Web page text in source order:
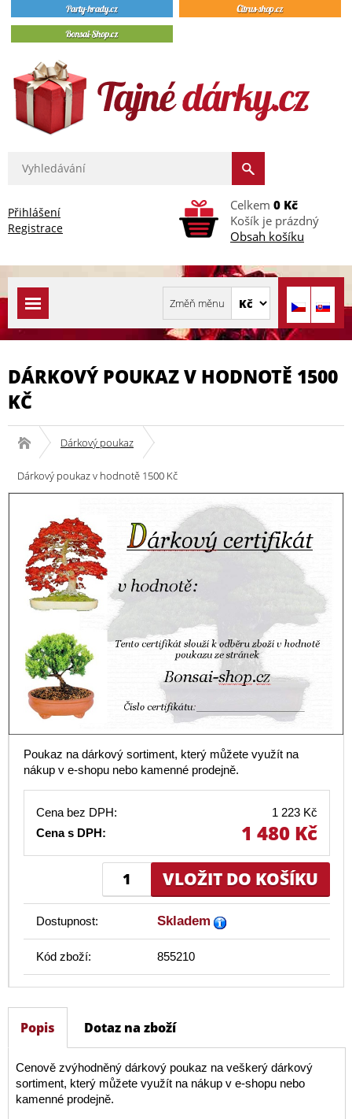
Přihlášení
Registrace
Celkem 0 Kč
Košík je prázdný
Obsah košíku
DÁRKOVÝ POUKAZ V HODNOTĚ 1500
KČ
Dárkový poukaz
Dárkový poukaz v hodnotě 1500 Kč
Poukaz na dárkový sortiment, který můžete využít na
nákup v e-shopu nebo kamenné prodejně.
Cena bez DPH:
1 223 Kč
Cena s DPH:
1 480 Kč
Dostupnost: Skladem
Kód zboží: 855210
Popis Dotaz na zboží
Cenově zvýhodněný dárkový poukaz na veškerý dárkový
sortiment, který můžete využít na nákup v e-shopu nebo
kamenné prodejně.